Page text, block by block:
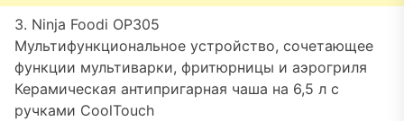
3. Ninja Foodi OP305
Мультифункциональное устройство, сочетающее
функции мультиварки, фритюрницы и аэрогриля
Керамическая антипригарная чаша на 6,5 л с
ручками CoolTouch